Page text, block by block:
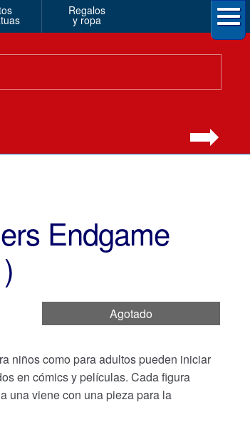
Regalos
y ropa
Endgame
Agotado
niños como para adultos pueden iniciar
en cómics y películas. Cada figura
una viene con una pieza para la